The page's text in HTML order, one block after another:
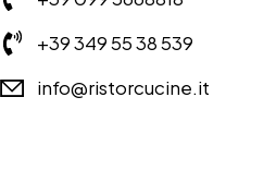
+39 349 55 38 539
info@ristorcucine.it